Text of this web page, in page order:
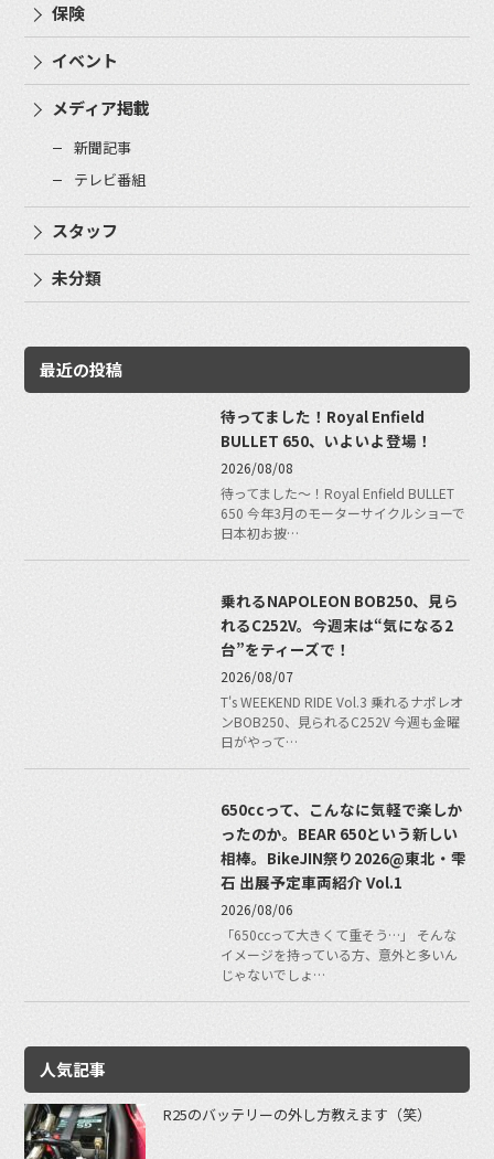
保険
イベント
メディア掲載
新聞記事
テレビ番組
スタッフ
未分類
最近の投稿
待ってました！Royal Enfield
BULLET 650、いよいよ登場！
2026/08/08
待ってました〜！Royal Enfield BULLET
650 今年3月のモーターサイクルショーで
日本初お披…
乗れるNAPOLEON BOB250、見ら
れるC252V。今週末は“気になる2
台”をティーズで！
2026/08/07
T's WEEKEND RIDE Vol.3 乗れるナポレオ
ンBOB250、見られるC252V 今週も金曜
日がやって…
650ccって、こんなに気軽で楽しか
ったのか。BEAR 650という新しい
相棒。BikeJIN祭り2026@東北・雫
石 出展予定車両紹介 Vol.1
2026/08/06
「650ccって大きくて重そう…」 そんな
イメージを持っている方、意外と多いん
じゃないでしょ…
人気記事
R25のバッテリーの外し方教えます（笑）